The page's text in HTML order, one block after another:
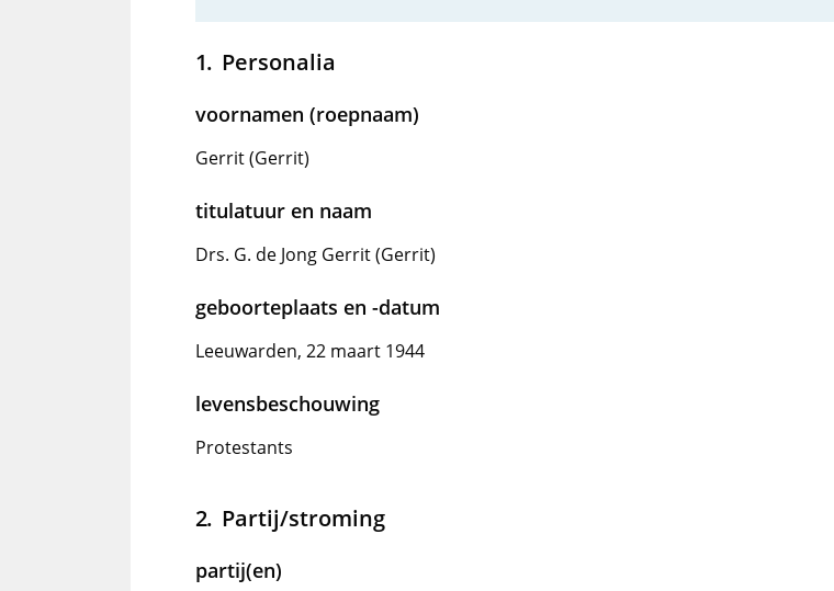
Personalia
voornamen (roepnaam)
Gerrit (Gerrit)
titulatuur en naam
Drs. G. de Jong Gerrit (Gerrit)
geboorteplaats en -datum
Leeuwarden, 22 maart 1944
levensbeschouwing
Protestants
Partij/stroming
partij(en)